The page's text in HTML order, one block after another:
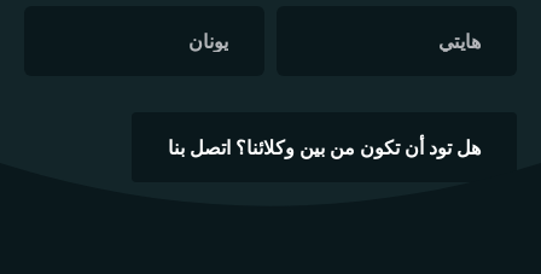
هايتي يونان
هل تود أن تكون من بين وكلائنا؟ اتصل بنا